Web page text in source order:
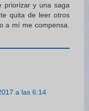
priorizar y una saga
quita de leer otros
a mí me compensa.
a las 6:14